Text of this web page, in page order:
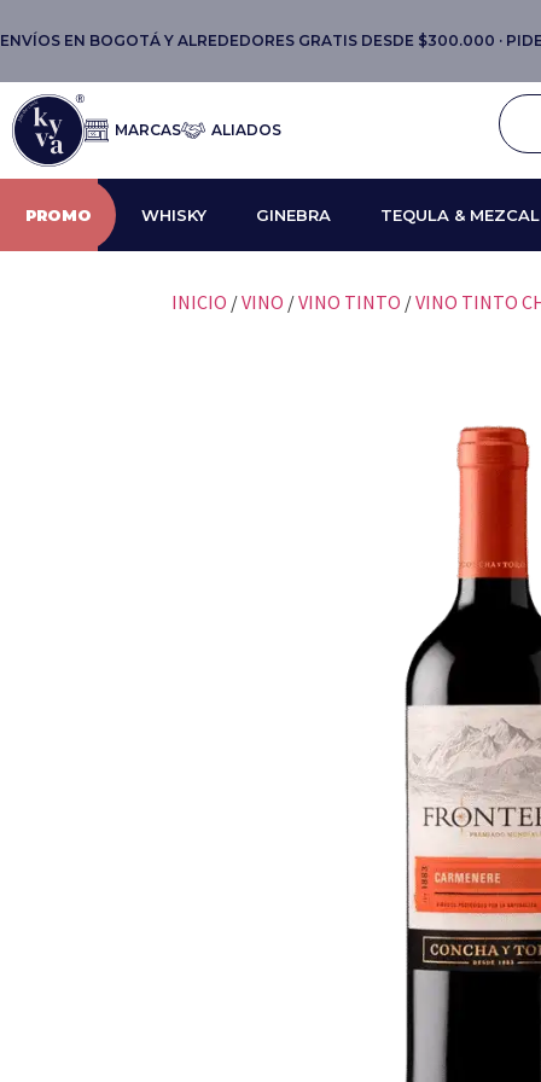
ENVÍOS EN BOGOTÁ Y ALREDEDORES GRATIS DESDE $300.000 ·
MARCAS ALIADOS
PROMO WHISKY GINEBRA TEQULA & MEZCAL
INICIO /VINO /VINO TINTO /VINO TINTO